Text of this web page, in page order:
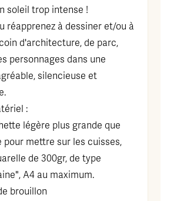
soleil trop intense !
réapprenez à dessiner et/ou à
d'architecture, de parc,
personnages dans une
silencieuse et
:
légère plus grande que
pour mettre sur les cuisses,
de 300gr, de type
A4 au maximum.
brouillon